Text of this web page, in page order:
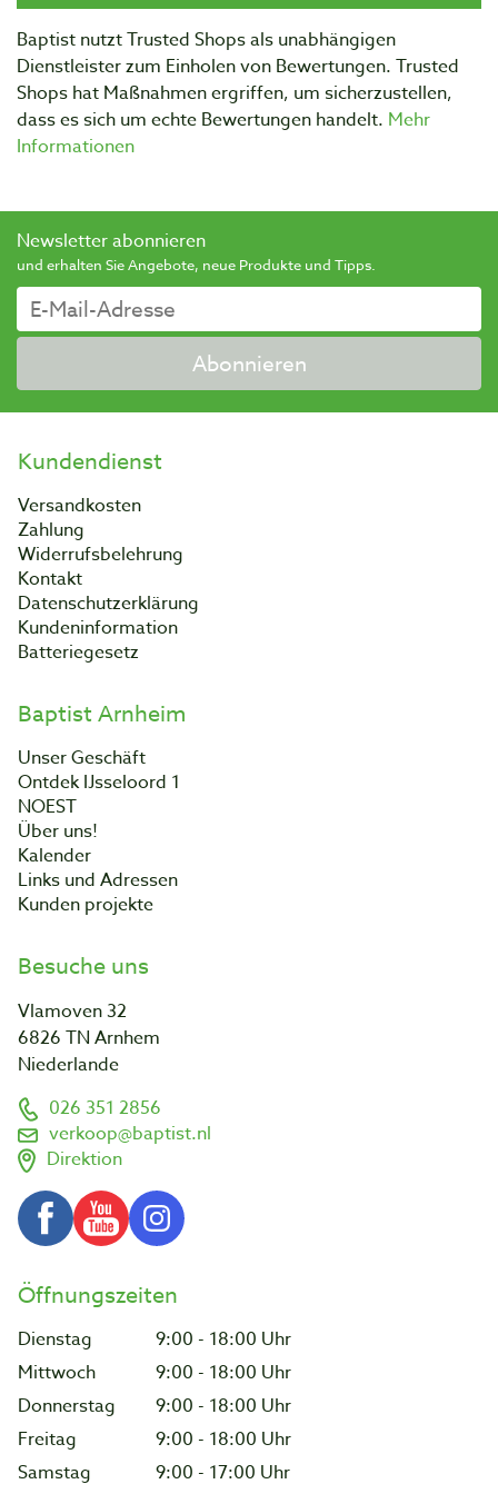
Baptist nutzt Trusted Shops als unabhängigen
Dienstleister zum Einholen von Bewertungen. Trusted
Shops hat Maßnahmen ergriffen, um sicherzustellen,
dass es sich um echte Bewertungen handelt. Mehr
Informationen
Newsletter abonnieren
und erhalten Sie Angebote, neue Produkte und Tipps.
Abonnieren
Kundendienst
Versandkosten
Zahlung
Widerrufsbelehrung
Kontakt
Datenschutzerklärung
Kundeninformation
Batteriegesetz
Baptist Arnheim
Unser Geschäft
Ontdek IJsseloord 1
NOEST
Über uns!
Kalender
Links und Adressen
Kunden projekte
Besuche uns
Vlamoven 32
6826 TN Arnhem
Niederlande
026 351 2856
verkoop@baptist.nl
Direktion
Öffnungszeiten
Dienstag
9:00 - 18:00 Uhr
Mittwoch
9:00 - 18:00 Uhr
Donnerstag
9:00 - 18:00 Uhr
Freitag
9:00 - 18:00 Uhr
Samstag
9:00 - 17:00 Uhr